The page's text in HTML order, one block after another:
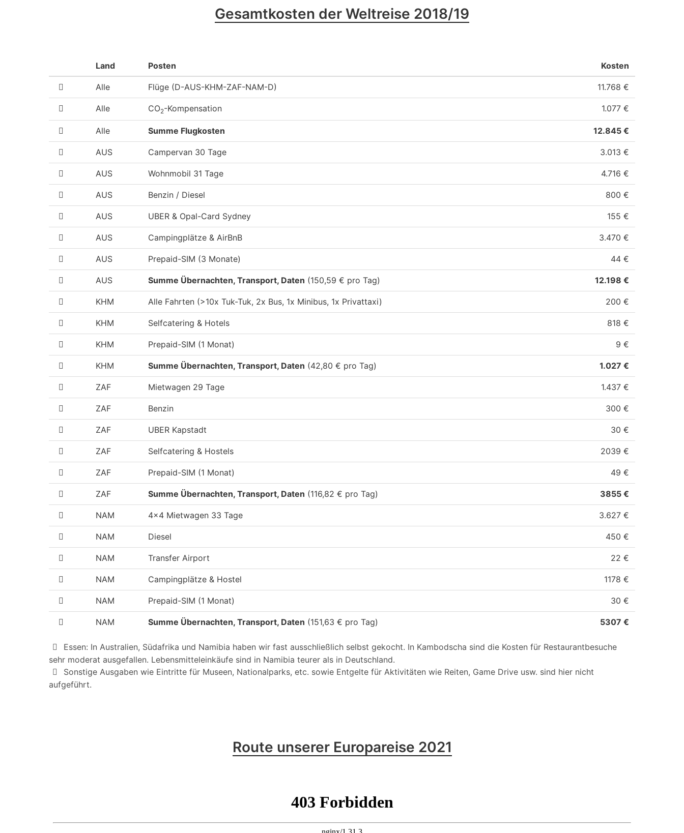
Gesamtkosten der Weltreise 2018/19
Land Posten Kosten
Alle Flüge (D-AUS-KHM-ZAF-NAM-D) 11.768 €
Alle CO2-Kompensation 1.077 €
Alle Summe Flugkosten 12.845 €
AUS Campervan 30 Tage 3.013 €
AUS Wohnmobil 31 Tage 4.716 €
AUS Benzin / Diesel 800 €
AUS UBER & Opal-Card Sydney 155 €
AUS Campingplätze & AirBnB 3.470 €
AUS Prepaid-SIM (3 Monate) 44 €
AUS Summe Übernachten, Transport, Daten (150,59 € pro Tag) 12.198 €
KHM Alle Fahrten (>10x Tuk-Tuk, 2x Bus, 1x Minibus, 1x Privattaxi) 200 €
KHM Selfcatering & Hotels 818 €
KHM Prepaid-SIM (1 Monat) 9 €
KHM Summe Übernachten, Transport, Daten (42,80 € pro Tag) 1.027 €
ZAF Mietwagen 29 Tage 1.437 €
ZAF Benzin 300 €
ZAF UBER Kapstadt 30 €
ZAF Selfcatering & Hostels 2039 €
ZAF Prepaid-SIM (1 Monat) 49 €
ZAF Summe Übernachten, Transport, Daten (116,82 € pro Tag) 3855 €
NAM 4x4 Mietwagen 33 Tage 3.627 €
NAM Diesel 450 €
NAM Transfer Airport 22 €
NAM Campingplätze & Hostel 1178 €
NAM Prepaid-SIM (1 Monat) 30 €
NAM Summe Übernachten, Transport, Daten (151,63 € pro Tag) 5307 €
Essen: In Australien, Südafrika und Namibia haben wir fast ausschließlich selbst gekocht. In Kambodscha sind die Kosten für Restaurantbesuche
sehr moderat ausgefallen. Lebensmitteleinkäufe sind in Namibia teurer als in Deutschland.
Sonstige Ausgaben wie Eintritte für Museen, Nationalparks, etc. sowie Entgelte für Aktivitäten wie Reiten, Game Drive usw. sind hier nicht
aufgeführt.
Route unserer Europareise 2021